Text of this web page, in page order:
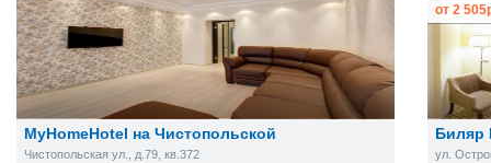
MyHomeHotel на Чистопольской
Чистопольская ул., д.79, кв.372
Биляр
ул.
от 2 505